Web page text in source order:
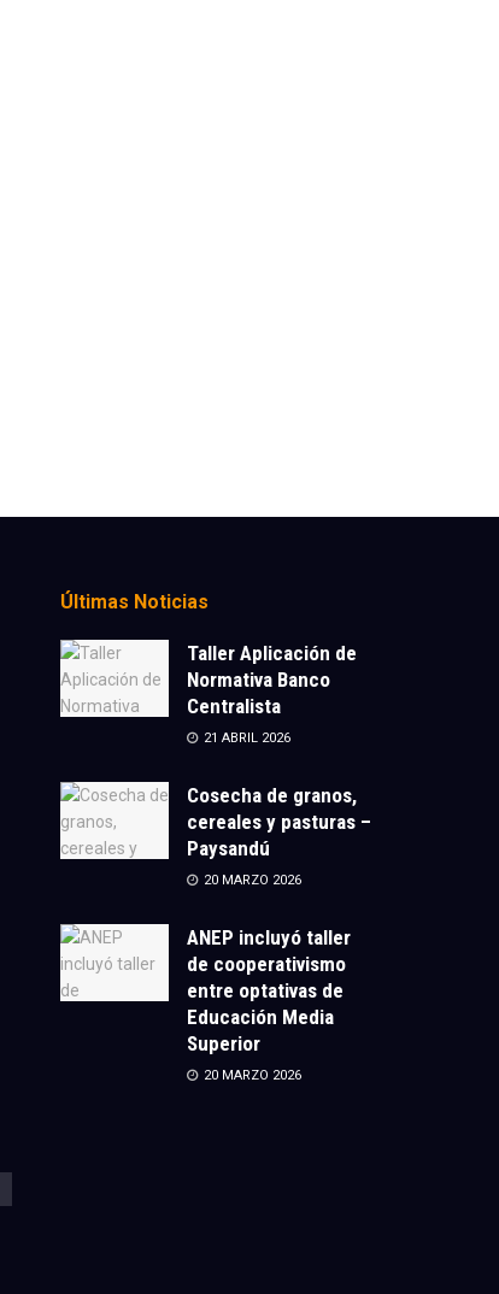
Últimas Noticias
Taller Aplicación de
Normativa Banco
Centralista
21 ABRIL 2026
Cosecha de granos,
cereales y pasturas –
Paysandú
20 MARZO 2026
ANEP incluyó taller
de cooperativismo
entre optativas de
Educación Media
Superior
20 MARZO 2026